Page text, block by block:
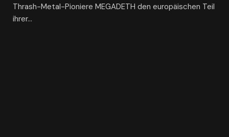
Thrash-Metal-Pioniere MEGADETH den europäischen Teil
ihrer…